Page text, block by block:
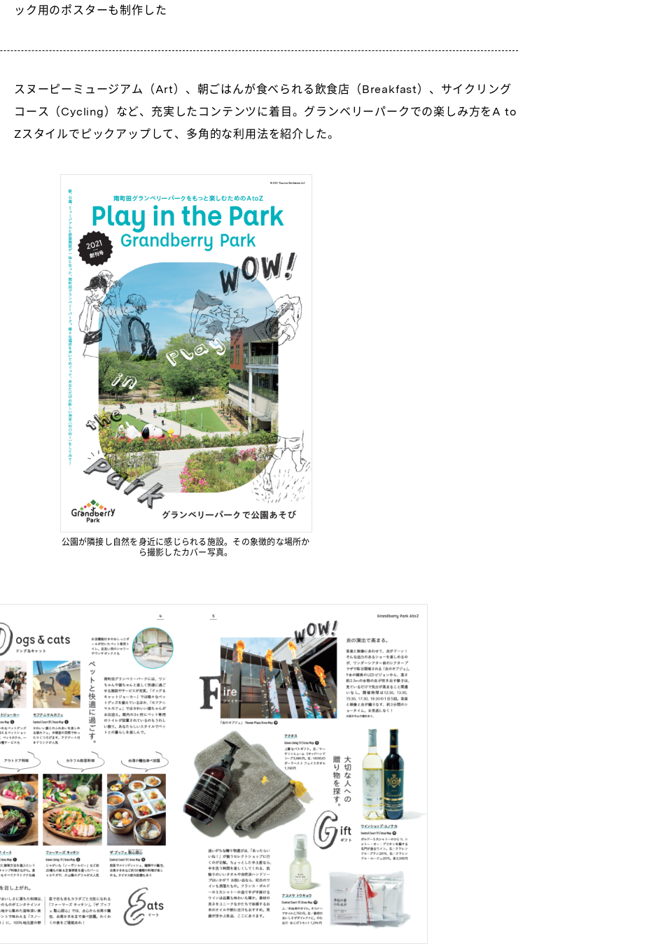
ック用のポスターも制作した
スヌーピーミュージアム（Art）、朝ごはんが食べられる飲食店（Breakfast）、サイクリング
コース（Cycling）など、充実したコンテンツに着目。グランベリーパークでの楽しみ方をA to
Zスタイルでピックアップして、多角的な利用法を紹介した。
公園が隣接し自然を身近に感じられる施設。その象徴的な場所か
ら撮影したカバー写真。